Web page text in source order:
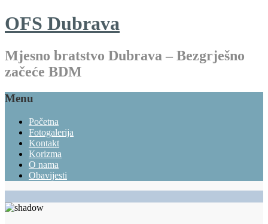
OFS Dubrava
Mjesno bratstvo Dubrava – Bezgrješno
začeće BDM
Menu
Početna
Fotogalerija
Kontakt
Korizma
O nama
Obavijesti